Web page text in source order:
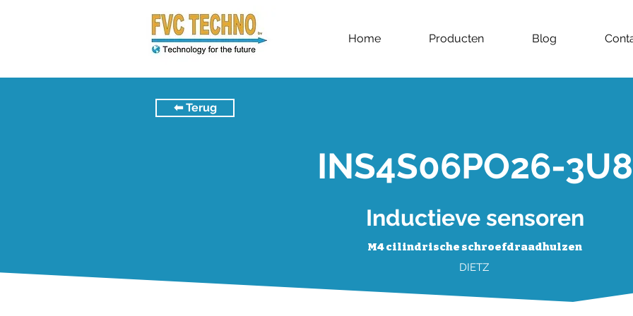
Home Producten Blog
⬅︎ Terug
Inductieve sensoren
M4 cilindrische schroefdraadhulzen
DIETZ
INS4S06PO26-3U8